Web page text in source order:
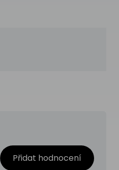
Přidat hodnocení